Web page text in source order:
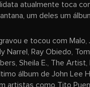
atualmente toca
um deles um
e tocou com Malo,
Narrel, Ray Obiedo,
Sheila E., The
álbum de John Lee
artistas como Tito